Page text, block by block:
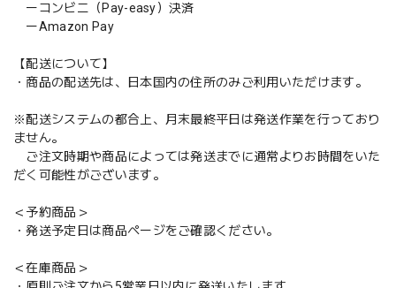
ーコンビニ（Pay-easy）決済
ーAmazon Pay
【配送について】
・商品の配送先は、日本国内の住所のみご利用いただけます。
※配送システムの都合上、月末最終平日は発送作業を行っており
ません。
ご注文時期や商品によっては発送までに通常よりお時間をいた
だく可能性がございます。
＜予約商品＞
・発送予定日は商品ページをご確認ください。
＜在庫商品＞